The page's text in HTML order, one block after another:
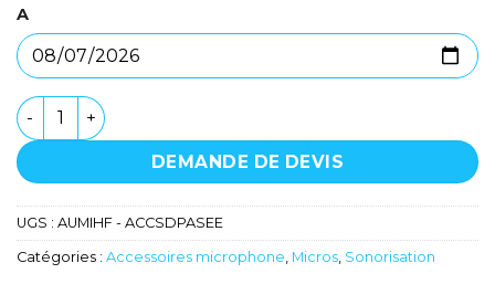
A
quantité de Adaptateur Sennheiser - DPA
DEMANDE DE DEVIS
UGS : AUMIHF - ACCSDPASEE
Catégories : Accessoires microphone, Micros, Sonorisation